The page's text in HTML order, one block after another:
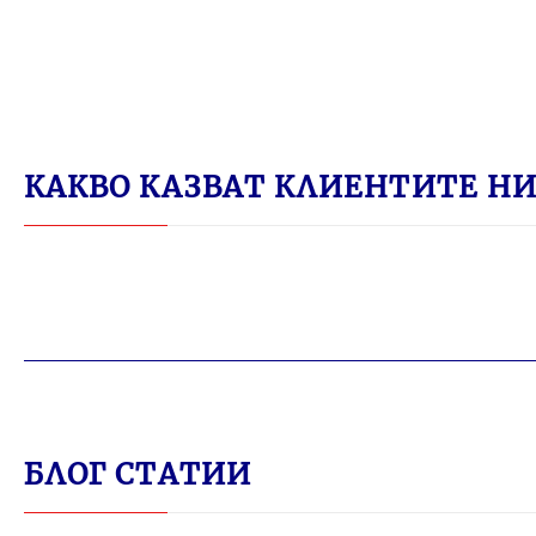
КАКВО КАЗВАТ КЛИЕНТИТЕ
БЛОГ СТАТИИ